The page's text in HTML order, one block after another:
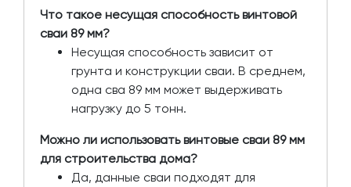
Что такое несущая способность винтовой
сваи 89 мм?
Несущая способность зависит от
грунта и конструкции сваи. В среднем,
одна сва 89 мм может выдерживать
нагрузку до 5 тонн.
Можно ли использовать винтовые сваи 89 мм
для строительства дома?
Да, данные сваи подходят для